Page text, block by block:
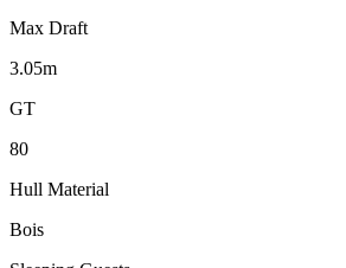
Max Draft
3.05m
GT
80
Hull Material
Bois